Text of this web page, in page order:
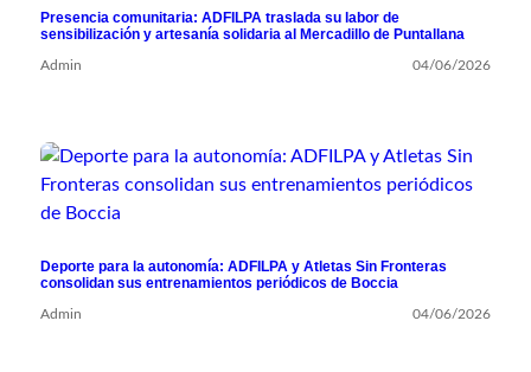
Presencia comunitaria: ADFILPA traslada su labor de
sensibilización y artesanía solidaria al Mercadillo de Puntallana
Admin 04/06/2026
Deporte para la autonomía: ADFILPA y Atletas Sin Fronteras
consolidan sus entrenamientos periódicos de Boccia
Admin 04/06/2026